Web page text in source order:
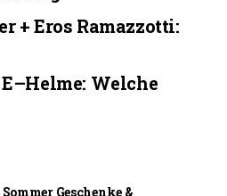
+ Eros Ramazzotti:
Welche
Geschenke &